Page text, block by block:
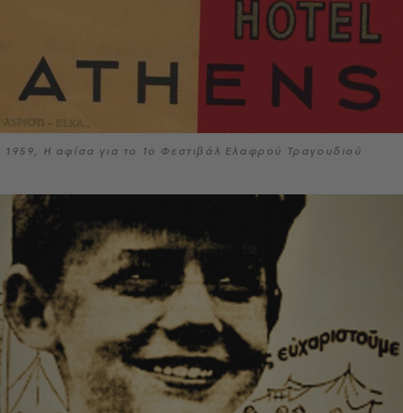
1959, Η αφίσα για το 1ο Φεστιβάλ Ελαφρού Τραγουδιού